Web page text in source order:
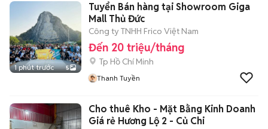
1 phút trước 5
Tuyển Bán hàng tại Showroom Giga
Mall Thủ Đức
Công ty TNHH Frico Việt Nam
Đến 20 triệu/tháng
Tp Hồ Chí Minh
Thanh Tuyền
Cho thuê Kho - Mặt Bằng Kinh Doanh
Giá rẻ Hương Lộ 2 - Củ Chi